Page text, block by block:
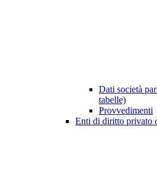
Dati società
tabelle)
Provvedimenti
Enti di diritto privato